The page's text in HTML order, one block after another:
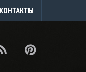
КОНТАКТЫ